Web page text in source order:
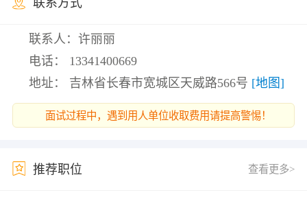
联系方式
联系人：许丽丽
电话： 13341400669
地址： 吉林省长春市宽城区天威路566号 [地图]
面试过程中，遇到用人单位收取费用请提高警惕！
推荐职位 查看更多>